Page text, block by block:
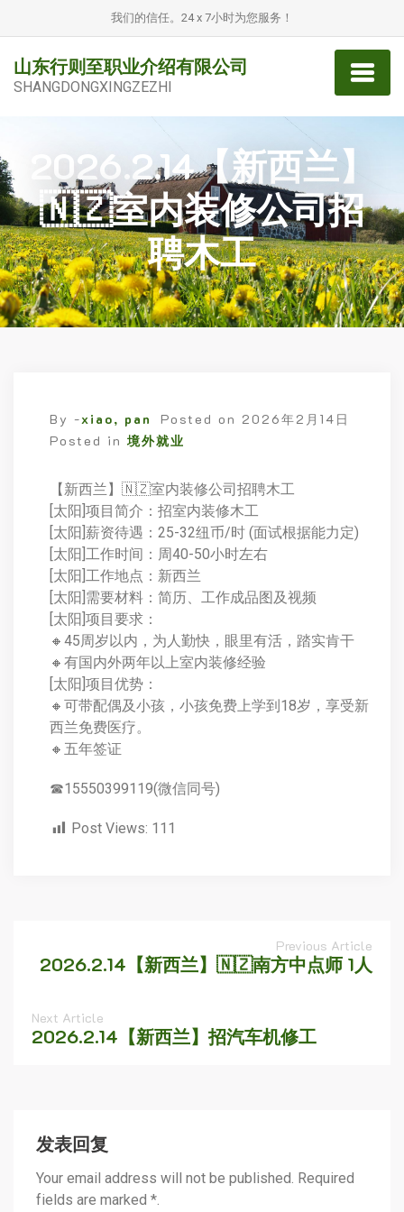
我们的信任。24 x 7小时为您服务！
山东行则至职业介绍有限公司
SHANGDONGXINGZEZHI
2026.2.14【新西兰】
🇳🇿室内装修公司招
聘木工
By -xiao, pan Posted on 2026年2月14日
Posted in 境外就业
【新西兰】🇳🇿室内装修公司招聘木工
[太阳]项目简介：招室内装修木工
[太阳]薪资待遇：25-32纽币/时 (面试根据能力定)
[太阳]工作时间：周40-50小时左右
[太阳]工作地点：新西兰
[太阳]需要材料：简历、工作成品图及视频
[太阳]项目要求：
🔸45周岁以内，为人勤快，眼里有活，踏实肯干
🔸有国内外两年以上室内装修经验
[太阳]项目优势：
🔸可带配偶及小孩，小孩免费上学到18岁，享受新
西兰免费医疗。
🔸五年签证
☎15550399119(微信同号)
Post Views: 111
Previous Article
2026.2.14【新西兰】🇳🇿南方中点师 1人
Next Article
2026.2.14【新西兰】招汽车机修工
发表回复
Your email address will not be published. Required
fields are marked *.